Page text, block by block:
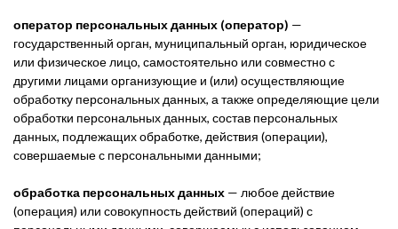
оператор персональных данных (оператор) —
государственный орган, муниципальный орган, юридическое
или физическое лицо, самостоятельно или совместно с
другими лицами организующие и (или) осуществляющие
обработку персональных данных, а также определяющие цели
обработки персональных данных, состав персональных
данных, подлежащих обработке, действия (операции),
совершаемые с персональными данными;
обработка персональных данных — любое действие
(операция) или совокупность действий (операций) с